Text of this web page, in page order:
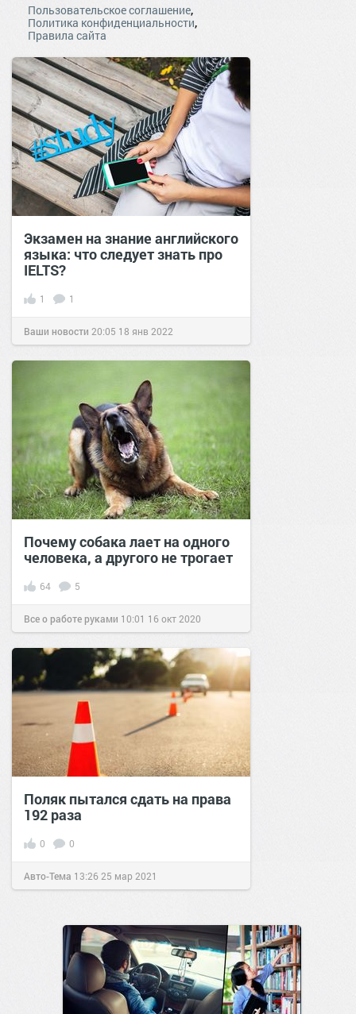
Пользовательское соглашение,
Политика конфиденциальности,
Правила сайта
Экзамен на знание английского
языка: что следует знать про
IELTS?
1 1
Ваши новости 20:05 18 янв 2022
Почему собака лает на одного
человека, а другого не трогает
64 5
Все о работе руками 10:01 16 окт 2020
Поляк пытался сдать на права
192 раза
0 0
Авто-Тема 13:2625 мар 2021